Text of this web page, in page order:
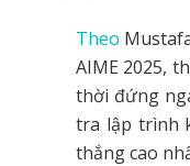
Theo
AIME 2025,
thời đứng
tra lập trình
thắng cao